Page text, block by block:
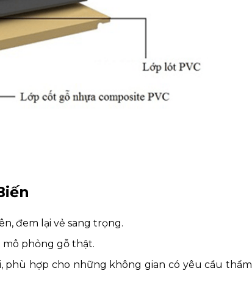
đem lại vẻ sang trọng.
mô phỏng gỗ thật.
phù hợp cho những không gian có yêu cầu thẩm